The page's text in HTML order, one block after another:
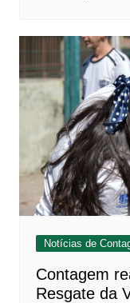
Notícias de
Contagem
Resgate da